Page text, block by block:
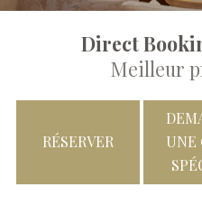
Direct
Meilleur
RÉSERVER
UNE